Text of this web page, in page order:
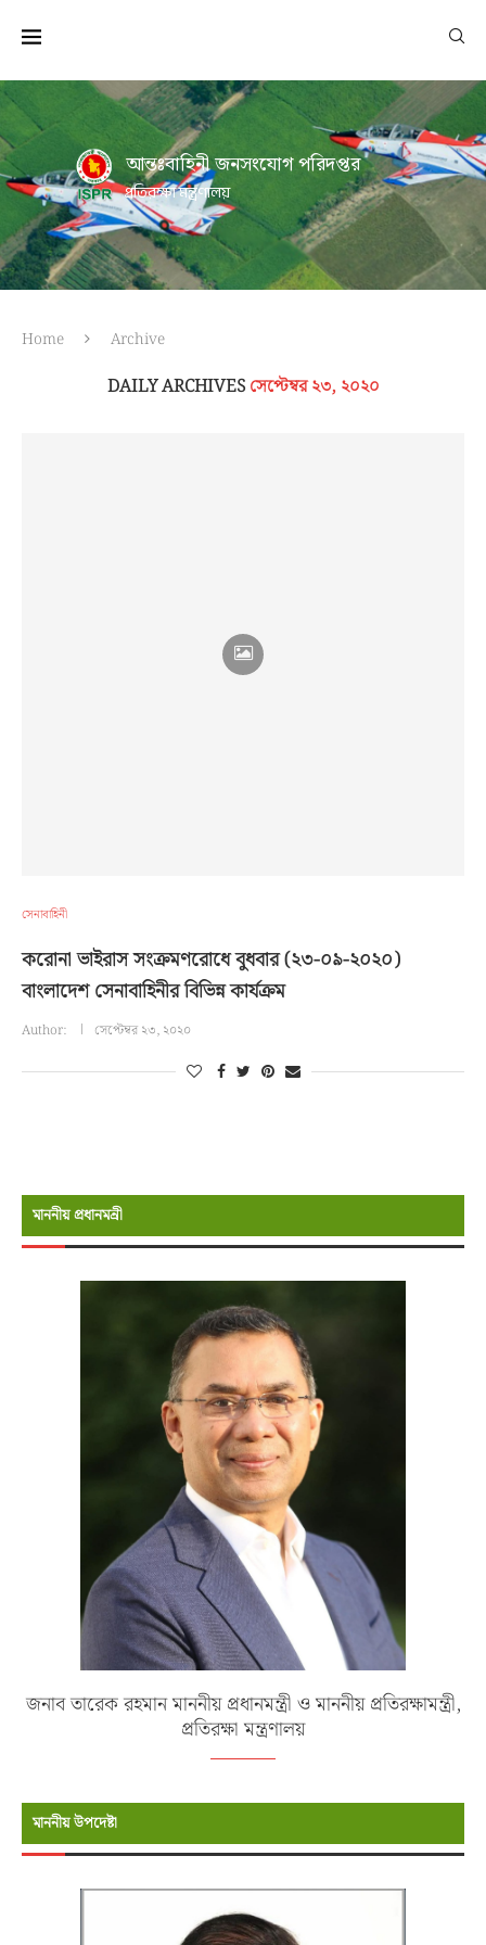
আন্তঃবাহিনী জনসংযোগ পরিদপ্তর
প্রতিরক্ষা মন্ত্রণালয়
Home Archive
DAILY ARCHIVES সেপ্টেম্বর ২৩, ২০২০
সেনাবাহিনী
করোনা ভাইরাস সংক্রমণরোধে বুধবার (২৩-০৯-২০২০)
বাংলাদেশ সেনাবাহিনীর বিভিন্ন কার্যক্রম
Author: সেপ্টেম্বর ২৩, ২০২০
মাননীয় প্রধানমন্রী
জনাব তারেক রহমান মাননীয় প্রধানমন্ত্রী ও মাননীয় প্রতিরক্ষামন্ত্রী,
প্রতিরক্ষা মন্ত্রণালয়
মাননীয় উপদেষ্টা